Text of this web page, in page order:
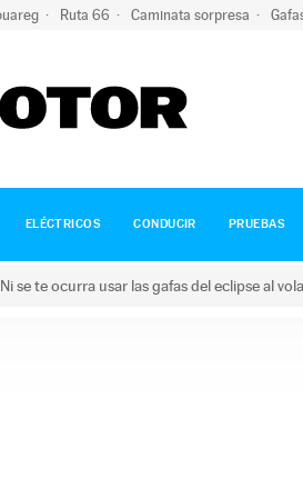
Ruta 66 Caminata sorpresa
ELÉCTRICOS CONDUCIR PRUEBAS
Ni se te ocurra usar las gafas del eclipse al